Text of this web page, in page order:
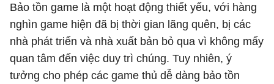
Bảo tồn game là một hoạt động thiết yếu, với hàng
nghìn game hiện đã bị thời gian lãng quên, bị các
nhà phát triển và nhà xuất bản bỏ qua vì không mấy
quan tâm đến việc duy trì chúng. Tuy nhiên, ý
tưởng cho phép các game thủ dễ dàng bảo tồn